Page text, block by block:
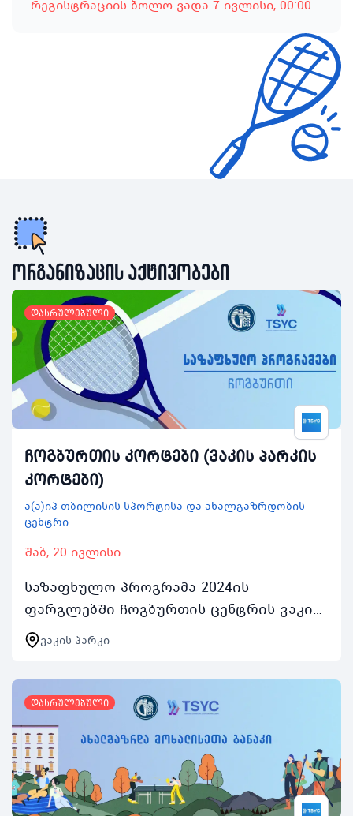
რეგისტრაციის ბოლო ვადა 7 ივლისი, 00:00
ორგანიზაცის აქტივობები
დასრულებული
ჩოგბურთის კორტები (ვაკის პარკის
კორტები)
ა(ა)იპ თბილისის სპორტისა და ახალგაზრდობის
ცენტრი
შაბ, 20 ივლისი
საზაფხულო პროგრამა 2024ის
ფარგლებში ჩოგბურთის ცენტრის ვაკის
პარკის კორტებით ასობით ახალგაზრდა
ისარგებლებს აქტივობაში ჩართვის
შემთხვევაში რეგისტრირებულ…
ვაკის პარკი
დასრულებული